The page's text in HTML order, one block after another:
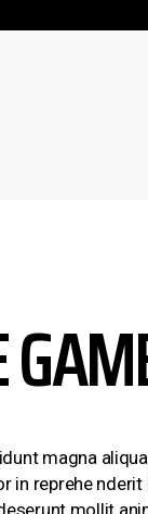
magna
in reprehe
mollit